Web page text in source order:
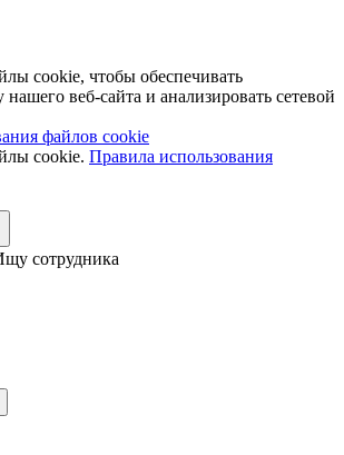
cookie, чтобы обеспечивать
веб-сайта и анализировать сетевой
файлов cookie
cookie. Правила использования
сотрудника